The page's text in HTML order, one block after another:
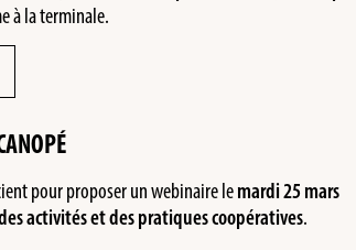
à la terminale.
pour proposer un webinaire lemardi 25 mars
activités et des pratiques coopératives.